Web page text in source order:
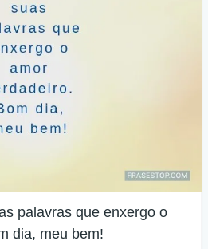
palavras que enxergo o
dia, meu bem!